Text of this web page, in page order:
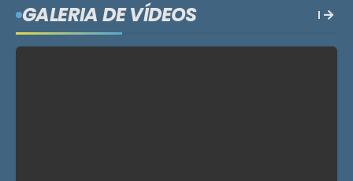
GALERIA DE VÍDEOS